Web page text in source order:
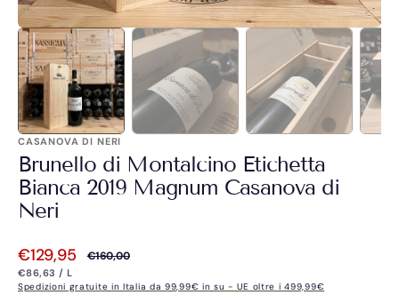
CASANOVA DI NERI
Brunello di Montalcino Etichetta
Bianca 2019 Magnum Casanova di
Neri
Prezzo
di
€129,95
Prezzo
di
€160,00
PREZZO
UNITARIO
€86,63 / PER
L
Spedizioni gratuite in Italia da 99,99€ in su - UE oltre i 499,99€